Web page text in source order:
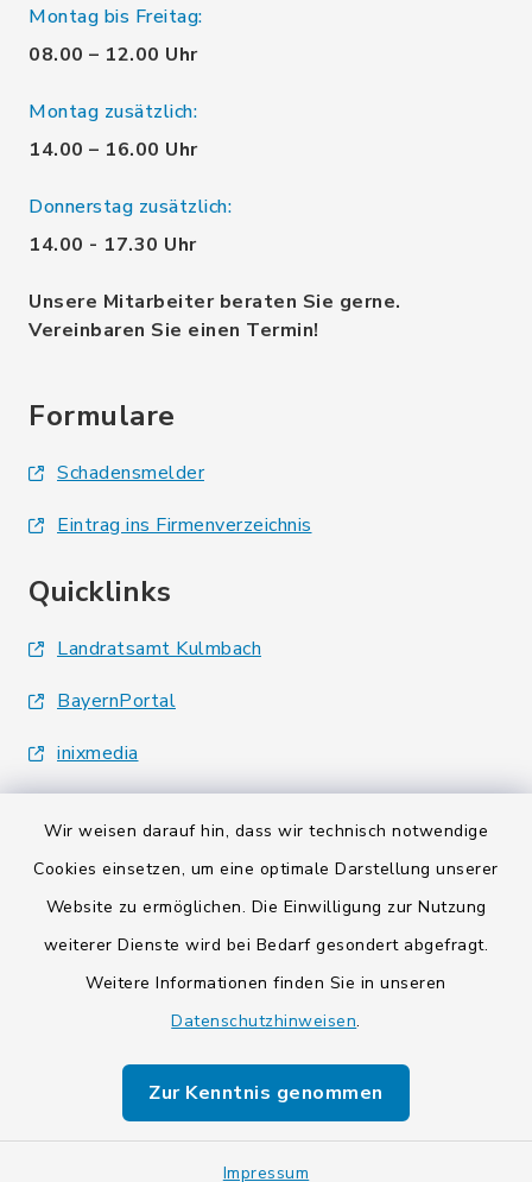
Wir weisen darauf hin, dass wir technisch notwendige
Cookies einsetzen, um eine optimale Darstellung unserer
Website zu ermöglichen. Die Einwilligung zur Nutzung
weiterer Dienste wird bei Bedarf gesondert abgefragt.
Weitere Informationen finden Sie in unseren
Datenschutzhinweisen.
Zur Kenntnis genommen
Impressum
Montag bis Freitag:
08.00 – 12.00 Uhr
Montag zusätzlich:
14.00 – 16.00 Uhr
Donnerstag zusätzlich:
14.00 - 17.30 Uhr
Unsere Mitarbeiter beraten Sie gerne.
Vereinbaren Sie einen Termin!
Formulare
Schadensmelder
Eintrag ins Firmenverzeichnis
Quicklinks
Landratsamt Kulmbach
BayernPortal
inixmedia
Barrierefreiheit
Impressum
Sitemap